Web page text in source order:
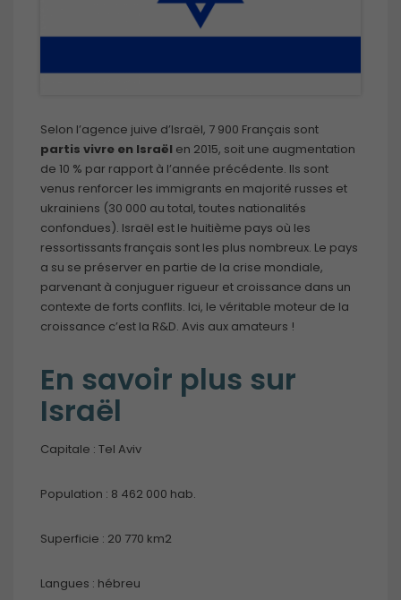
Selon l’agence juive d’Israël, 7 900 Français sont
partis vivre en Israël en 2015, soit une augmentation
de 10 % par rapport à l’année précédente. Ils sont
venus renforcer les immigrants en majorité russes et
ukrainiens (30 000 au total, toutes nationalités
confondues). Israël est le huitième pays où les
ressortissants français sont les plus nombreux. Le pays
a su se préserver en partie de la crise mondiale,
parvenant à conjuguer rigueur et croissance dans un
contexte de forts conflits. Ici, le véritable moteur de la
croissance c’est la R&D. Avis aux amateurs !
En savoir plus sur
Israël
Capitale : Tel Aviv
Population : 8 462 000 hab.
Superficie : 20 770 km2
Langues : hébreu